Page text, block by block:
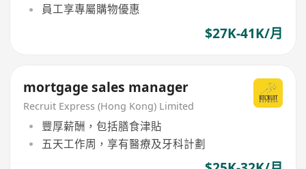
員工享專屬購物優惠
$27K-41K/月
mortgage sales manager
Recruit Express (Hong Kong) Limited
豐厚薪酬，包括膳食津貼
五天工作周，享有醫療及牙科計劃